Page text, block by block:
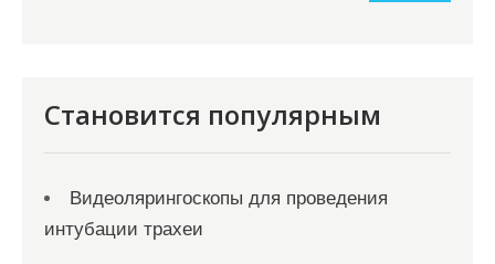
Становится популярным
Видеолярингоскопы для проведения
интубации трахеи